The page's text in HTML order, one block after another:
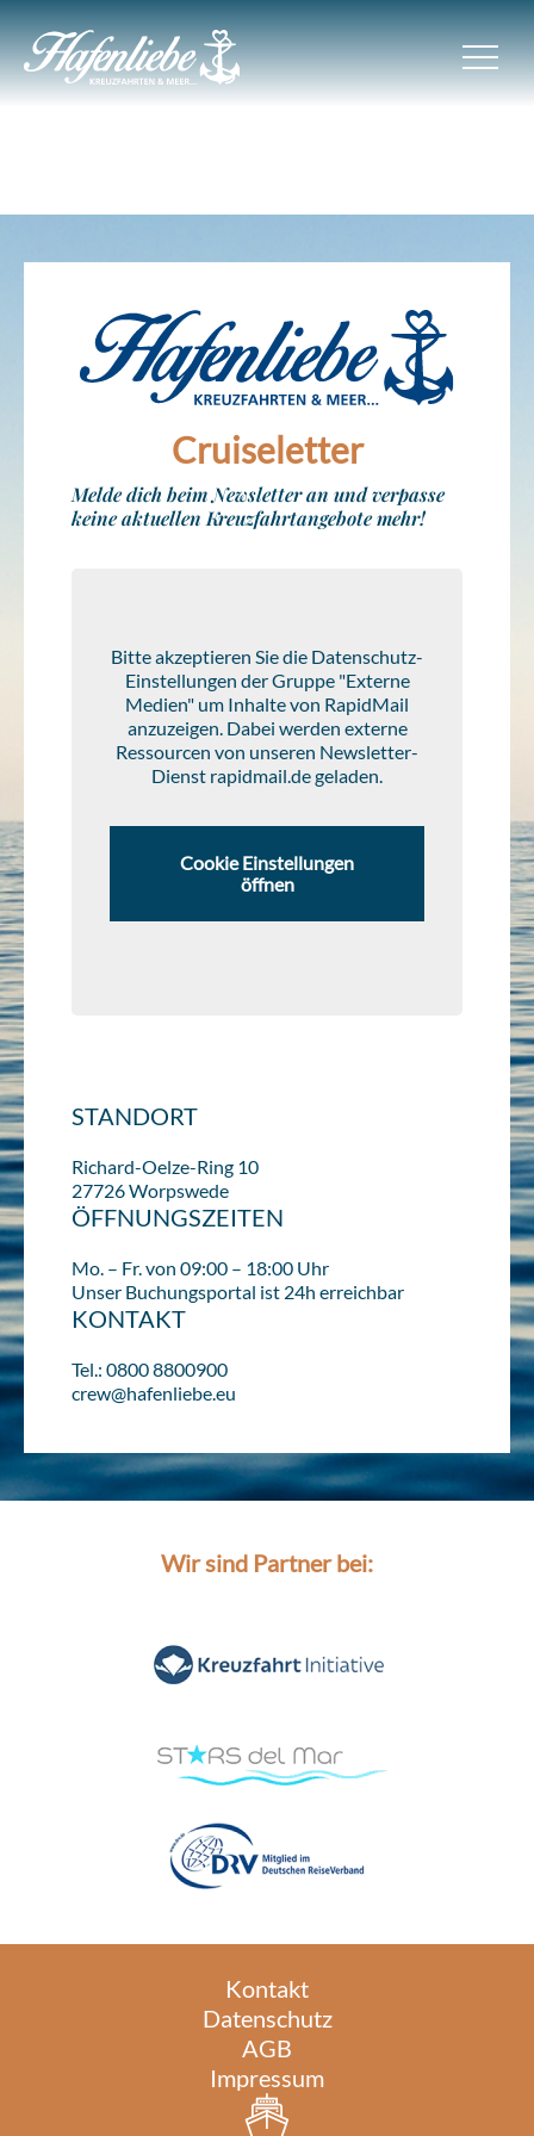
Cruiseletter
Melde dich beim Newsletter an und verpasse
keine aktuellen Kreuzfahrtangebote mehr!
Bitte akzeptieren Sie die Datenschutz-
Einstellungen der Gruppe "Externe
Medien" um Inhalte von RapidMail
anzuzeigen. Dabei werden externe
Ressourcen von unseren Newsletter-
Dienst rapidmail.de geladen.
Cookie Einstellungen
öffnen
STANDORT
Richard-Oelze-Ring 10
27726 Worpswede
ÖFFNUNGSZEITEN
Mo. – Fr. von 09:00 – 18:00 Uhr
Unser Buchungsportal ist 24h erreichbar
KONTAKT
Tel.: 0800 8800900
crew@hafenliebe.eu
Wir sind Partner bei:
Kontakt
Datenschutz
AGB
Impressum